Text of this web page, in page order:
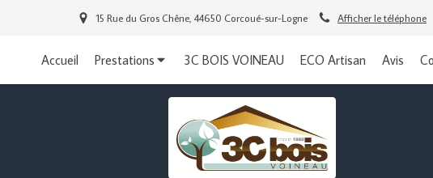
15 Rue du Gros Chêne, 44650 Corcoué-sur-Logne Afficher le téléphone
Accueil Prestations 3C BOIS VOINEAU ECO Artisan Avis